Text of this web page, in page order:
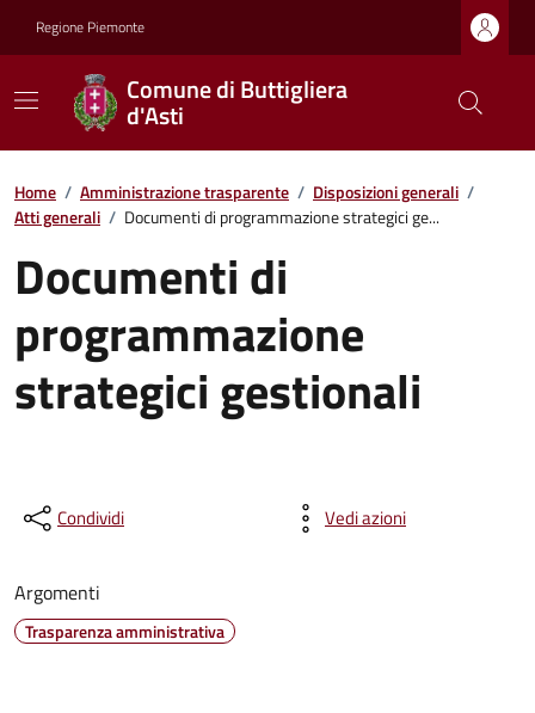
Regione Piemonte
Comune di Buttigliera
d'Asti
Home / Amministrazione trasparente / Disposizioni generali /
Atti generali / Documenti di programmazione strategici ge...
Documenti di
programmazione
strategici gestionali
Condividi Vedi azioni
Argomenti
Trasparenza amministrativa